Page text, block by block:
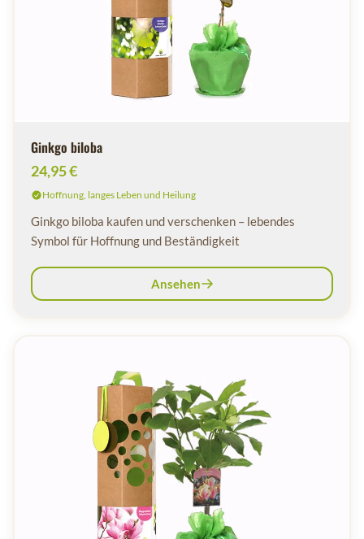
Ginkgo biloba
24,95 €
Hoffnung, langes Leben und Heilung
Ginkgo biloba kaufen und verschenken – lebendes
Symbol für Hoffnung und Beständigkeit
Ansehen